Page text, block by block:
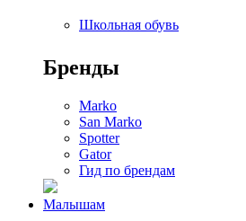
Школьная обувь
Бренды
Marko
San Marko
Spotter
Gator
Гид по брендам
Малышам